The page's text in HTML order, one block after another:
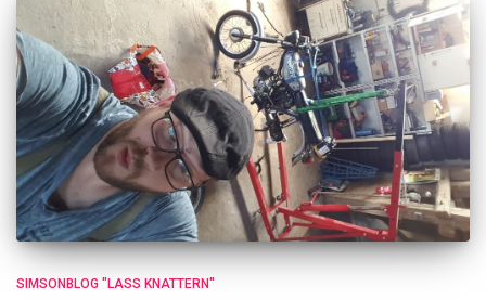
SIMSONBLOG "LASS KNATTERN"